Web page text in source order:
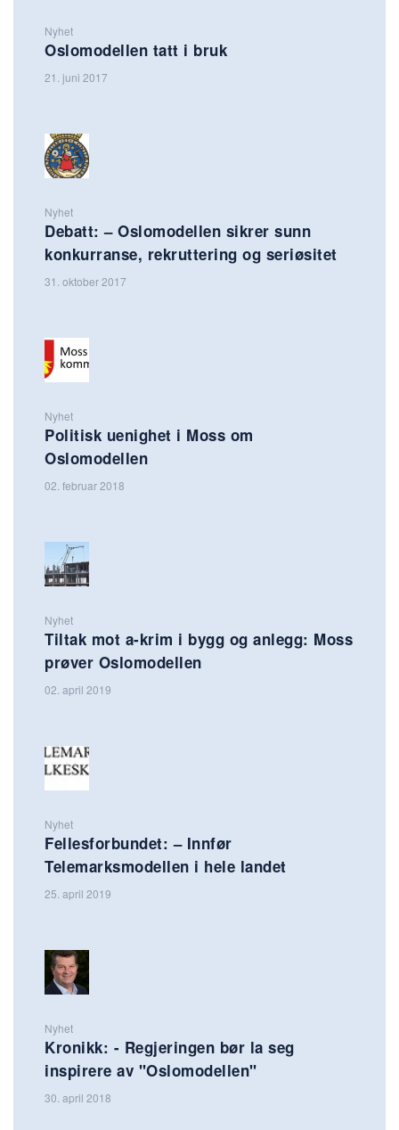
Nyhet
Oslomodellen tatt i bruk
21. juni 2017
Nyhet
Debatt: – Oslomodellen sikrer sunn
konkurranse, rekruttering og seriøsitet
31. oktober 2017
Nyhet
Politisk uenighet i Moss om
Oslomodellen
02. februar 2018
Nyhet
Tiltak mot a-krim i bygg og anlegg: Moss
prøver Oslomodellen
02. april 2019
Nyhet
Fellesforbundet: – Innfør
Telemarksmodellen i hele landet
25. april 2019
Nyhet
Kronikk: - Regjeringen bør la seg
inspirere av "Oslomodellen"
30. april 2018